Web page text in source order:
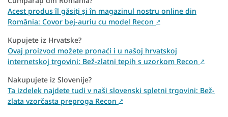
Acest produs îl găsiți și în magazinul nostru online din
România: Covor bej-auriu cu model Recon ↗
Kupujete iz Hrvatske?
Ovaj proizvod možete pronaći i u našoj hrvatskoj
internetskoj trgovini: Bež-zlatni tepih s uzorkom Recon ↗
Nakupujete iz Slovenije?
Ta izdelek najdete tudi v naši slovenski spletni trgovini: Bež-
zlata vzorčasta preproga Recon ↗